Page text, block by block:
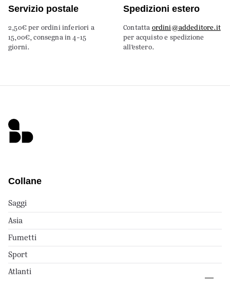
Servizio postale
2,50€ per ordini inferiori a
15,00€, consegna in 4-15
giorni.
Spedizioni estero
Contatta ordini@addeditore.it
per acquisto e spedizione
all’estero.
Collane
Saggi
Asia
Fumetti
Sport
Atlanti